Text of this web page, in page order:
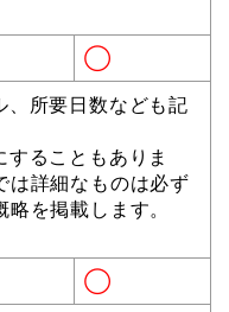
◯
所要日数なども記
ることもありま
は詳細なものは必ず
略を掲載します。
◯